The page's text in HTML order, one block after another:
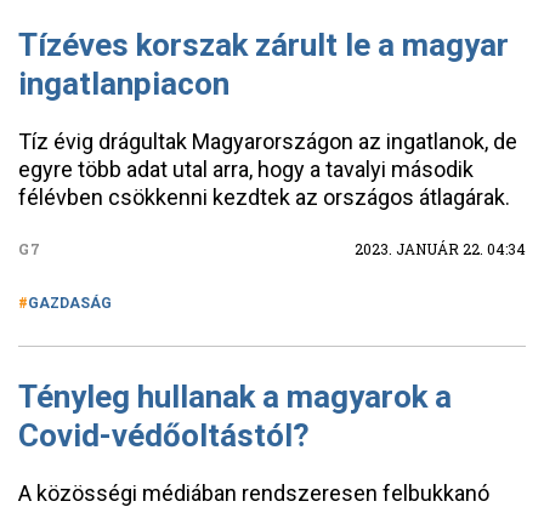
Tízéves korszak zárult le a magyar
ingatlanpiacon
Tíz évig drágultak Magyarországon az ingatlanok, de
egyre több adat utal arra, hogy a tavalyi második
félévben csökkenni kezdtek az országos átlagárak.
G7 2023. JANUÁR 22. 04:34
GAZDASÁG
Tényleg hullanak a magyarok a
Covid-védőoltástól?
A közösségi médiában rendszeresen felbukkanó